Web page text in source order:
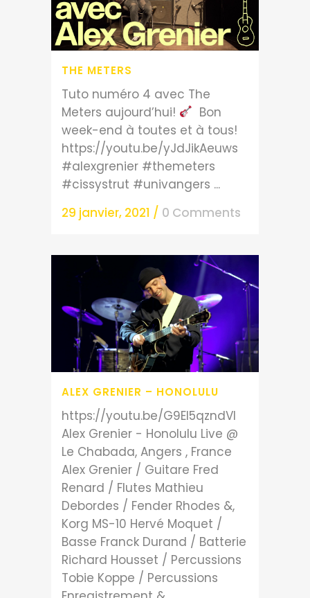
THE METERS
Tuto numéro 4 avec The
Meters aujourd’hui!
Bon
week-end à toutes et à tous!
https://youtu.be/yJdJikAeuws
#alexgrenier #themeters
#cissystrut #univangers ...
29 janvier, 2021 / 0 Comments
ALEX GRENIER – HONOLULU
https://youtu.be/G9EI5qzndVI
Alex Grenier - Honolulu Live @
Le Chabada, Angers , France
Alex Grenier / Guitare Fred
Renard / Flutes Mathieu
Debordes / Fender Rhodes &,
Korg MS-10 Hervé Moquet /
Basse Franck Durand / Batterie
Richard Housset / Percussions
Tobie Koppe / Percussions